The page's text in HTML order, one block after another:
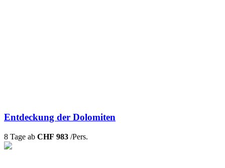
Entdeckung der Dolomiten
8 Tage ab CHF 983 /Pers.